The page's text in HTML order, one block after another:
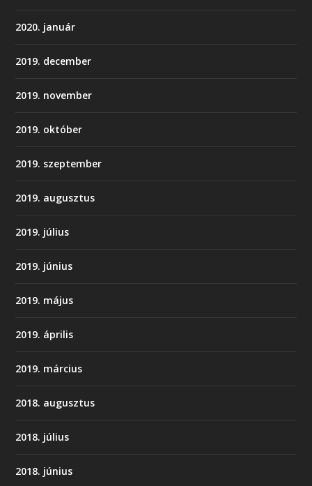
2020. január
2019. december
2019. november
2019. október
2019. szeptember
2019. augusztus
2019. július
2019. június
2019. május
2019. április
2019. március
2018. augusztus
2018. július
2018. június